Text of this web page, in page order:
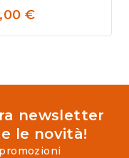
€
newsletter
le novità!